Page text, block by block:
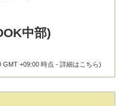
中部)
GMT +09:00 時点 -詳細はこちら)